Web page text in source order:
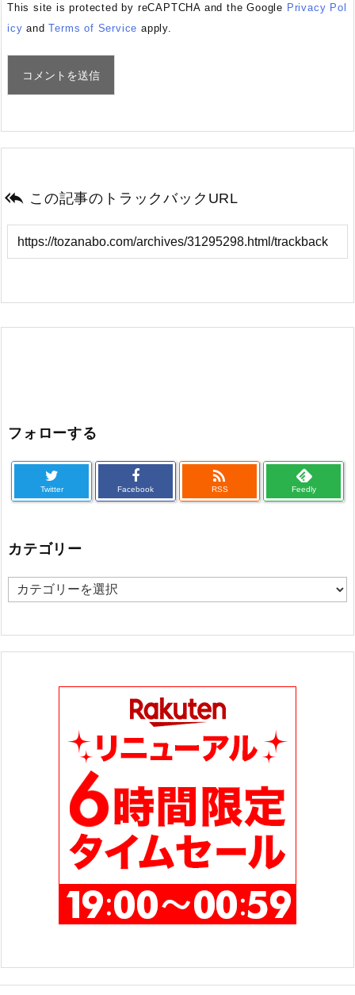
This site is protected by reCAPTCHA and the Google Privacy Pol
icy andTerms of Service apply.
 この記事のトラックバックURL
フォローする
Twitter Facebook

RSS Feedly
カテゴリー
カ
ゴ